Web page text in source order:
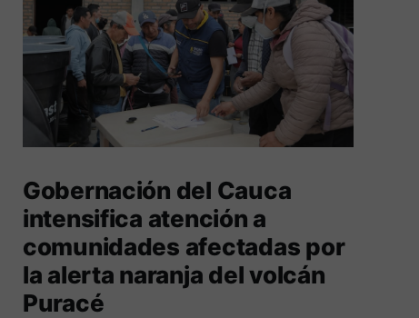
Gobernación del Cauca
intensifica atención a
comunidades afectadas por
la alerta naranja del volcán
Puracé